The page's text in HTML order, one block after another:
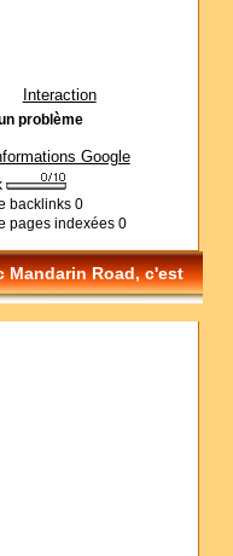
Interaction
problème
Google
backlinks 0
pages indexées 0
Mandarin Road, c'est